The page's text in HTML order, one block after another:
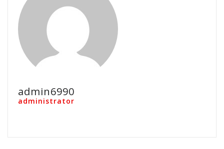
admin6990
administrator